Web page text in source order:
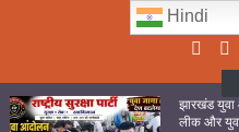
Monday,
झारखंड युवा
लीक और
Hindi